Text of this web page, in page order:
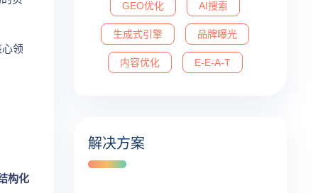
领
构化
GEO优化 AI搜索
生成式引擎 品牌曝光
内容优化 E-E-A-T
解决方案